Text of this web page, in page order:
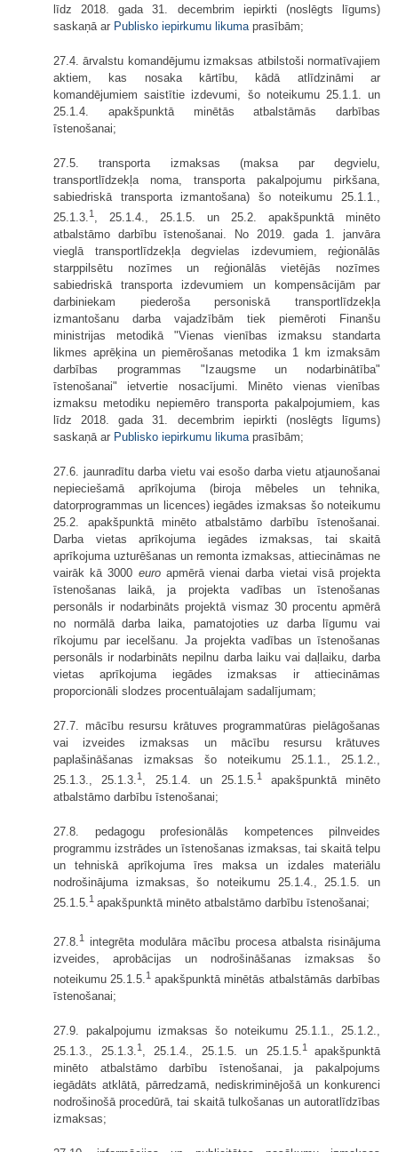
līdz 2018. gada 31. decembrim iepirkti (noslēgts līgums)
saskaņā ar Publisko iepirkumu likuma prasībām;
27.4. ārvalstu komandējumu izmaksas atbilstoši normatīvajiem
aktiem, kas nosaka kārtību, kādā atlīdzināmi ar
komandējumiem saistītie izdevumi, šo noteikumu 25.1.1. un
25.1.4. apakšpunktā minētās atbalstāmās darbības
īstenošanai;
27.5. transporta izmaksas (maksa par degvielu,
transportlīdzekļa noma, transporta pakalpojumu pirkšana,
sabiedriskā transporta izmantošana) šo noteikumu 25.1.1.,
25.1.3. 1
, 25.1.4., 25.1.5. un 25.2. apakšpunktā minēto
atbalstāmo darbību īstenošanai. No 2019. gada 1. janvāra
vieglā transportlīdzekļa degvielas izdevumiem, reģionālās
starppilsētu nozīmes un reģionālās vietējās nozīmes
sabiedriskā transporta izdevumiem un kompensācijām par
darbiniekam piederoša personiskā transportlīdzekļa
izmantošanu darba vajadzībām tiek piemēroti Finanšu
ministrijas metodikā "Vienas vienības izmaksu standarta
likmes aprēķina un piemērošanas metodika 1 km izmaksām
darbības programmas "Izaugsme un nodarbinātība"
īstenošanai" ietvertie nosacījumi. Minēto vienas vienības
izmaksu metodiku nepiemēro transporta pakalpojumiem, kas
līdz 2018. gada 31. decembrim iepirkti (noslēgts līgums)
saskaņā ar Publisko iepirkumu likuma prasībām;
27.6. jaunradītu darba vietu vai esošo darba vietu atjaunošanai
nepieciešamā aprīkojuma (biroja mēbeles un tehnika,
datorprogrammas un licences) iegādes izmaksas šo noteikumu
25.2. apakšpunktā minēto atbalstāmo darbību īstenošanai.
Darba vietas aprīkojuma iegādes izmaksas, tai skaitā
aprīkojuma uzturēšanas un remonta izmaksas, attiecināmas ne
vairāk kā 3000 euroapmērā vienai darba vietai visā projekta
īstenošanas laikā, ja projekta vadības un īstenošanas
personāls ir nodarbināts projektā vismaz 30 procentu apmērā
no normālā darba laika, pamatojoties uz darba līgumu vai
rīkojumu par iecelšanu. Ja projekta vadības un īstenošanas
personāls ir nodarbināts nepilnu darba laiku vai daļlaiku, darba
vietas aprīkojuma iegādes izmaksas ir attiecināmas
proporcionāli slodzes procentuālajam sadalījumam;
27.7. mācību resursu krātuves programmatūras pielāgošanas
vai izveides izmaksas un mācību resursu krātuves
paplašināšanas izmaksas šo noteikumu 25.1.1., 25.1.2.,
25.1.3., 25.1.3.1 , 25.1.4. un 25.1.5.1 apakšpunktā minēto
atbalstāmo darbību īstenošanai;
27.8. pedagogu profesionālās kompetences pilnveides
programmu izstrādes un īstenošanas izmaksas, tai skaitā telpu
un tehniskā aprīkojuma īres maksa un izdales materiālu
nodrošinājuma izmaksas, šo noteikumu 25.1.4., 25.1.5. un
25.1.5.1 apakšpunktā minēto atbalstāmo darbību īstenošanai;
27.8. 1
integrēta modulāra mācību procesa atbalsta risinājuma
izveides, aprobācijas un nodrošināšanas izmaksas šo
noteikumu 25.1.5.1 apakšpunktā minētās atbalstāmās darbības
īstenošanai;
27.9. pakalpojumu izmaksas šo noteikumu 25.1.1., 25.1.2.,
25.1.3., 25.1.3.1, 25.1.4., 25.1.5. un 25.1.5.1 apakšpunktā
minēto atbalstāmo darbību īstenošanai, ja pakalpojums
iegādāts atklātā, pārredzamā, nediskriminējošā un konkurenci
nodrošinošā procedūrā, tai skaitā tulkošanas un autoratlīdzības
izmaksas;